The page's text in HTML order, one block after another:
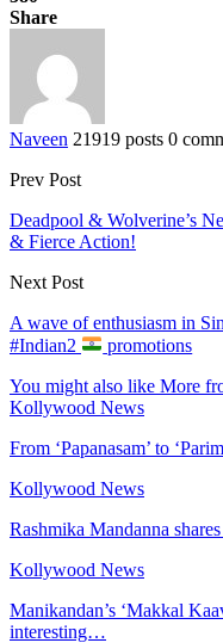
Share
Naveen 21919 posts 0
Prev Post
Deadpool & Wolverine’s
& Fierce Action!
Next Post
A wave of enthusiasm in
#Indian2
promotions
You might also like More
Kollywood News
From ‘Papanasam’ to
Kollywood News
Rashmika Mandanna
Kollywood News
Manikandan’s ‘Makkal
interesting…